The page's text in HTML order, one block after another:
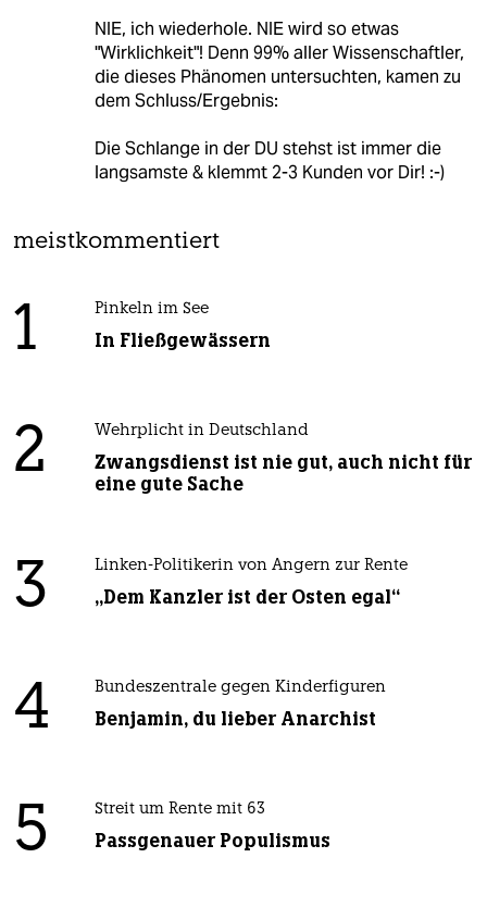
NIE, ich wiederhole. NIE wird so etwas
"Wirklichkeit"! Denn 99% aller Wissenschaftler,
die dieses Phänomen untersuchten, kamen zu
dem Schluss/Ergebnis:
Die Schlange in der DU stehst ist immer die
langsamste & klemmt 2-3 Kunden vor Dir! :-)
meistkommentiert
1 Pinkeln im See
In Fließgewässern
2 Wehrplicht in Deutschland
Zwangsdienst ist nie gut, auch nicht für
eine gute Sache
3 Linken-Politikerin von Angern zur Rente
„Dem Kanzler ist der Osten egal“
4 Bundeszentrale gegen Kinderfiguren
Benjamin, du lieber Anarchist
5 Streit um Rente mit 63
Passgenauer Populismus